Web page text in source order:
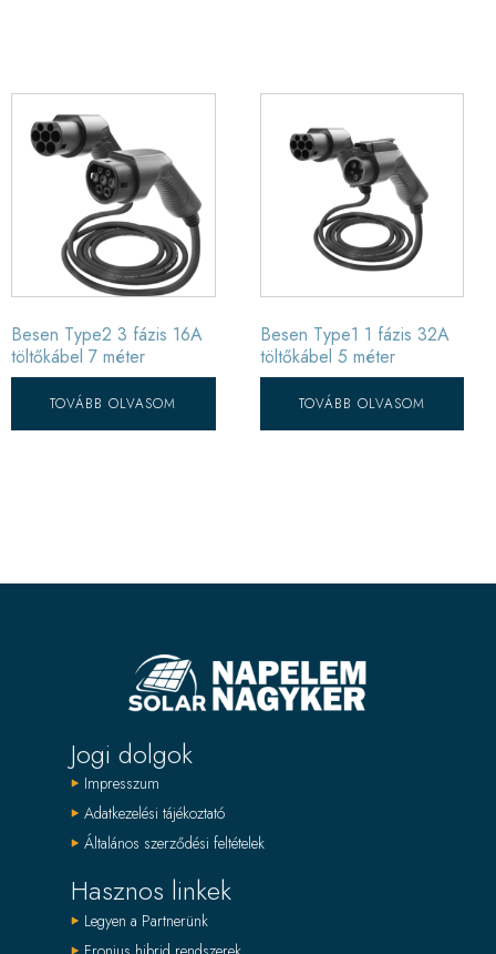
Besen Type2 3 fázis 16A
töltőkábel 7 méter
TOVÁBB OLVASOM
Besen Type1 1 fázis 32A
töltőkábel 5 méter
TOVÁBB OLVASOM
Jogi dolgok
Impresszum
Adatkezelési tájékoztató
Általános szerződési feltételek
Hasznos linkek
Legyen a Partnerünk